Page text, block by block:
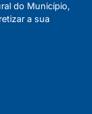
do Município,
a sua